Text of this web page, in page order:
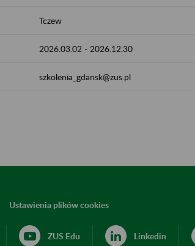
Tczew
2026.03.02 - 2026.12.30
szkolenia_gdansk@zus.pl
Ustawienia plików cookies
ZUS Edu Linkedin